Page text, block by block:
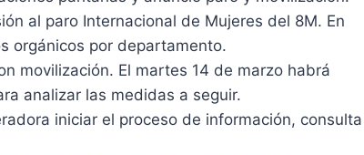
al paro Internacional de Mujeres del 8M. En
orgánicos por departamento.
movilización. El martes 14 de marzo habrá
analizar las medidas a seguir.
iniciar el proceso de información,